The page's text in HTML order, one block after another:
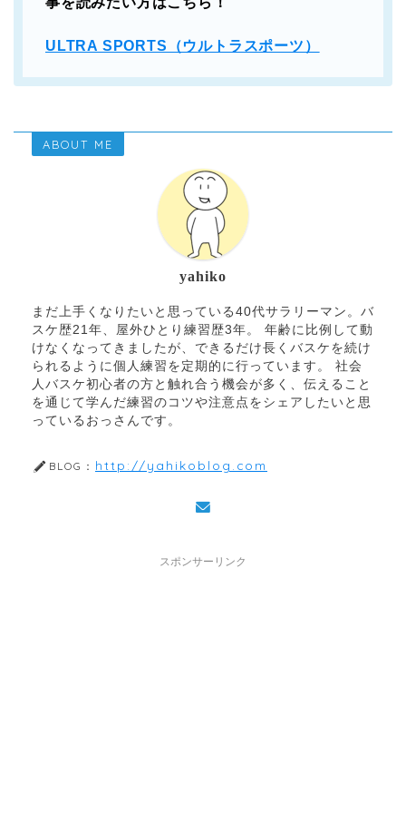
ULTRA SPORTS（ウルトラスポーツ）
ABOUT ME
yahiko
まだ上手くなりたいと思っている40代サラリーマン。バ
スケ歴21年、屋外ひとり練習歴3年。 年齢に比例して動
けなくなってきましたが、できるだけ長くバスケを続け
られるように個人練習を定期的に行っています。 社会
人バスケ初心者の方と触れ合う機会が多く、伝えること
を通じて学んだ練習のコツや注意点をシェアしたいと思
っているおっさんです。
BLOG： http://yahikoblog.com
スポンサーリンク